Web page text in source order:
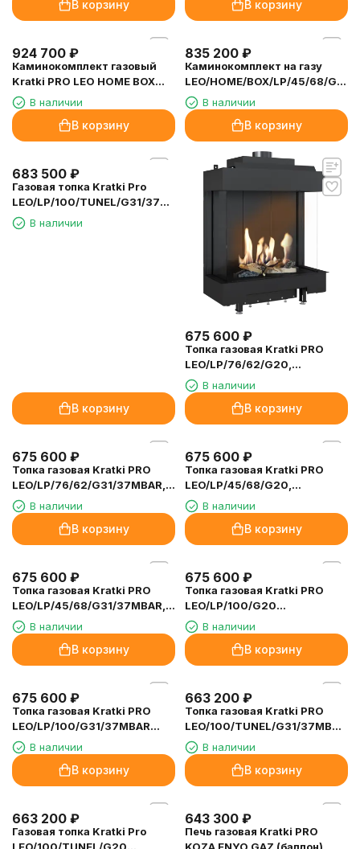
В корзину В корзину
924 700 ₽
Каминокомплект газовый
Kratki PRO LEO HOME BOX
LP/45/68/G31/37MBAR/C
(баллон)
В наличии
Каминокомплект на газу
LEO/HOME/BOX/LP/45/68/G20/
магистральный газ
В наличии
В корзину
LEO/LP/100/TUNEL/G31/37MBAR
В корзину
675 600
Топка газовая Kratki PRO
LEO/LP/76/62/G20,
магистральный газ
В наличии
В корзину
675 600
Топка газовая Kratki PRO
LEO/LP/76/62/G31/37MBAR,
баллонный газ
В наличии
В корзину
675 600
Топка газовая Kratki PRO
LEO/LP/45/68/G20,
магистральный газ
В наличии
В корзину
675 600
Топка газовая Kratki PRO
LEO/LP/45/68/G31/37MBAR,
баллонный газ
В наличии
В корзину
675 600
Топка газовая Kratki PRO
LEO/LP/100/G20
(магистральный газ)
В наличии
В корзину